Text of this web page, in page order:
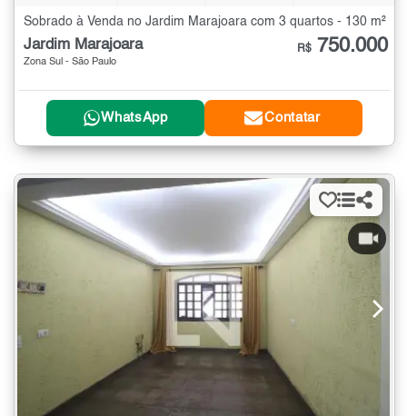
Sobrado à Venda no Jardim Marajoara com 3 quartos - 130 m²
Jardim Marajoara
Zona Sul - São Paulo
R$ 750.000
WhatsApp Contatar